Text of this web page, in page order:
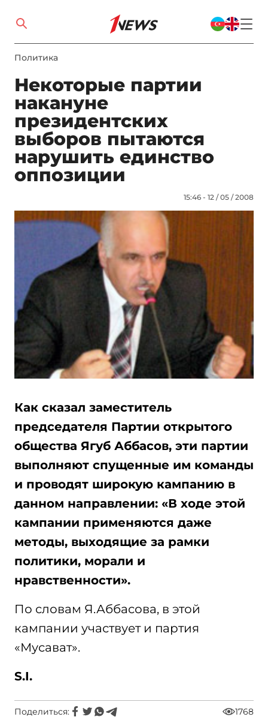
Политика
Некоторые партии
накануне
президентских
выборов пытаются
нарушить единство
оппозиции
15:46 - 12 / 05 / 2008
Как сказал заместитель
председателя Партии открытого
общества Ягуб Аббасов, эти партии
выполняют спущенные им команды
и проводят широкую кампанию в
данном направлении: «В ходе этой
кампании применяются даже
методы, выходящие за рамки
политики, морали и
нравственности».
По словам Я.Аббасова, в этой
кампании участвует и партия
«Мусават».
S.I.
Поделиться: 1768